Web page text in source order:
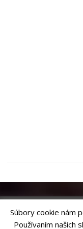
Súbory cookie nám
Používaním našich